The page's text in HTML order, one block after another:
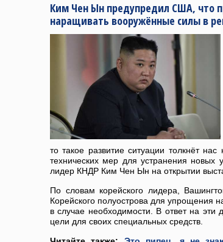
Ким Чен Ын предупредил США, что
наращивать вооружённые силы в
то такое развитие ситуации толкнёт
технических мер для устранения
лидер КНДР Ким Чен Ын на открытии
По словам корейского лидера,
Корейского полуострова для упрощения
в случае необходимости. В ответ на
цели для своих специальных средств.